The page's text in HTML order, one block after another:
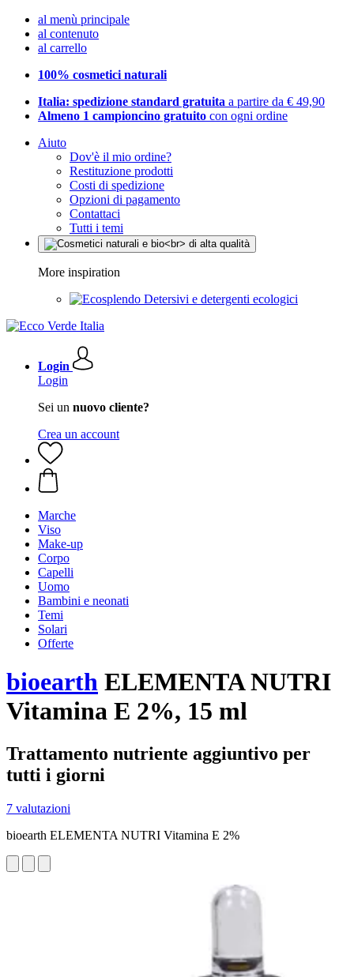
al menù principale
al contenuto
al carrello
100% cosmetici naturali
Italia: spedizione standard gratuita a partire da € 49,90
Almeno 1 campioncino gratuito con ogni ordine
Aiuto
Dov'è il mio ordine?
Restituzione prodotti
Costi di spedizione
Opzioni di pagamento
Contattaci
Tutti i temi
More inspiration
Detersivi e detergenti ecologici
Login
Login
Sei un nuovo cliente?
Crea un account
Marche
Viso
Make-up
Corpo
Capelli
Uomo
Bambini e neonati
Temi
Solari
Offerte
bioearth ELEMENTA NUTRI
Vitamina E 2%, 15 ml
Trattamento nutriente aggiuntivo per
tutti i giorni
7 valutazioni
bioearth ELEMENTA NUTRI Vitamina E 2%